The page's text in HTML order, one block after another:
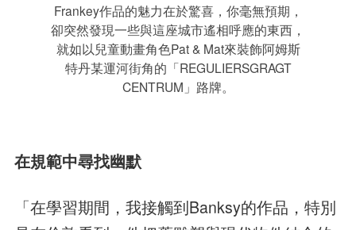
Frankey作品的魅力在於驚喜，你毫無預期，
卻突然發現一些與這座城市遙相呼應的東西，
就如以兒童動畫角色Pat & Mat來裝飾阿姆斯
特丹某運河街角的「REGULIERSGRAGT
CENTRUM」路牌。
在規範中尋找幽默
「在學習期間，我接觸到Banksy的作品，特別